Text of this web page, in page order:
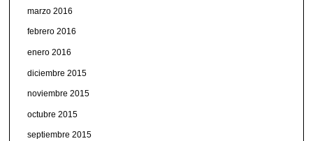
marzo 2016
febrero 2016
enero 2016
diciembre 2015
noviembre 2015
octubre 2015
septiembre 2015